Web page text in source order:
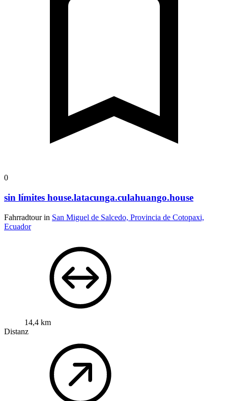
0
sin límites house.latacunga.culahuango.house
Fahrradtour in San Miguel de Salcedo, Provincia de Cotopaxi,
Ecuador
14,4 km
Distanz